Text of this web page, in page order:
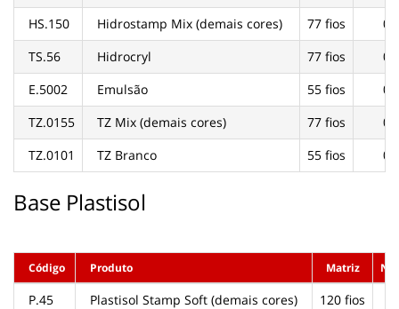
HS.150
Hidrostamp Mix (demais cores) 77 fios
02
TS.56
Hidrocryl 77 fios
02
E.5002
Emulsão 55 fios
02
TZ.0155
TZ Mix (demais cores) 77 fios
02
TZ.0101
TZ Branco 55 fios 02
Base Plastisol
Código Produto Matriz Nº
P.45 Plastisol Stamp Soft (demais cores)
120 fios